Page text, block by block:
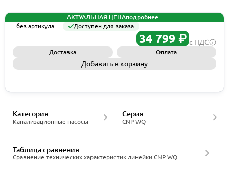
АКТУАЛЬНАЯ ЦЕНАподробнее
без артикула
Доступен для заказа
34 799 ₽ с НДС
Доставка Оплата
Добавить в корзину
Канализационные насосы
Категория
CNP WQ
Серия
Сравнение технических характеристик линейки CNP WQ
Таблица сравнения